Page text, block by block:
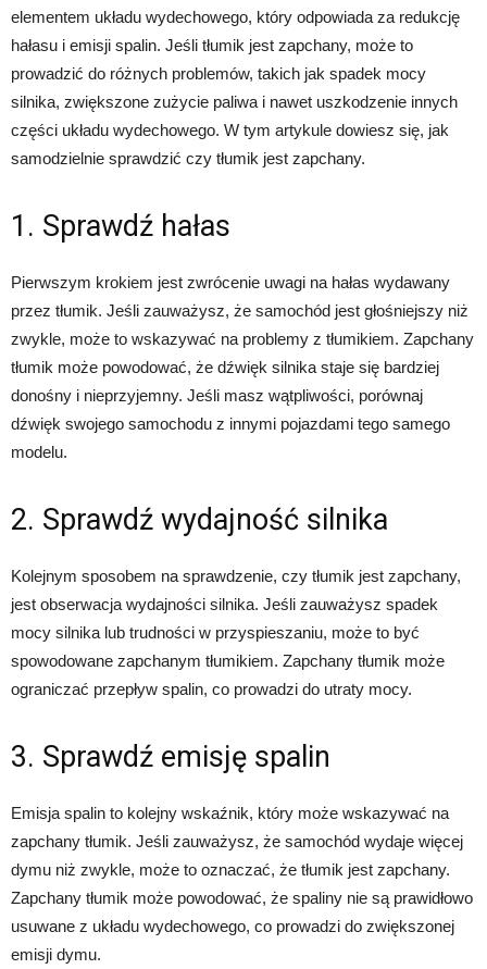
elementem układu wydechowego, który odpowiada za redukcję
hałasu i emisji spalin. Jeśli tłumik jest zapchany, może to
prowadzić do różnych problemów, takich jak spadek mocy
silnika, zwiększone zużycie paliwa i nawet uszkodzenie innych
części układu wydechowego. W tym artykule dowiesz się, jak
samodzielnie sprawdzić czy tłumik jest zapchany.
1. Sprawdź hałas
Pierwszym krokiem jest zwrócenie uwagi na hałas wydawany
przez tłumik. Jeśli zauważysz, że samochód jest głośniejszy niż
zwykle, może to wskazywać na problemy z tłumikiem. Zapchany
tłumik może powodować, że dźwięk silnika staje się bardziej
donośny i nieprzyjemny. Jeśli masz wątpliwości, porównaj
dźwięk swojego samochodu z innymi pojazdami tego samego
modelu.
2. Sprawdź wydajność silnika
Kolejnym sposobem na sprawdzenie, czy tłumik jest zapchany,
jest obserwacja wydajności silnika. Jeśli zauważysz spadek
mocy silnika lub trudności w przyspieszaniu, może to być
spowodowane zapchanym tłumikiem. Zapchany tłumik może
ograniczać przepływ spalin, co prowadzi do utraty mocy.
3. Sprawdź emisję spalin
Emisja spalin to kolejny wskaźnik, który może wskazywać na
zapchany tłumik. Jeśli zauważysz, że samochód wydaje więcej
dymu niż zwykle, może to oznaczać, że tłumik jest zapchany.
Zapchany tłumik może powodować, że spaliny nie są prawidłowo
usuwane z układu wydechowego, co prowadzi do zwiększonej
emisji dymu.